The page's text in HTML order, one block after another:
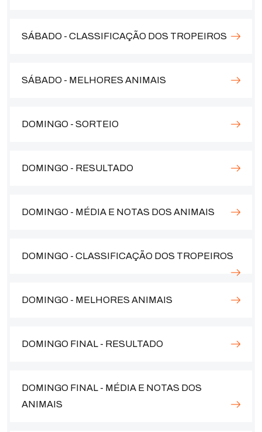
SÁBADO - CLASSIFICAÇÃO DOS TROPEIROS
SÁBADO - MELHORES ANIMAIS
DOMINGO - SORTEIO
DOMINGO - RESULTADO
DOMINGO - MÉDIA E NOTAS DOS ANIMAIS
DOMINGO - CLASSIFICAÇÃO DOS TROPEIROS
DOMINGO - MELHORES ANIMAIS
DOMINGO FINAL - RESULTADO
DOMINGO FINAL - MÉDIA E NOTAS DOS
ANIMAIS